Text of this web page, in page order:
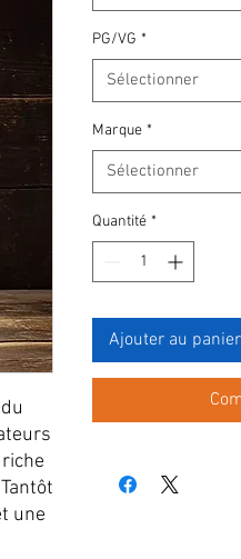
une
PG/VG *
Sélectionner
Marque *
Sélectionner
Quantité *
Ajouter au panier